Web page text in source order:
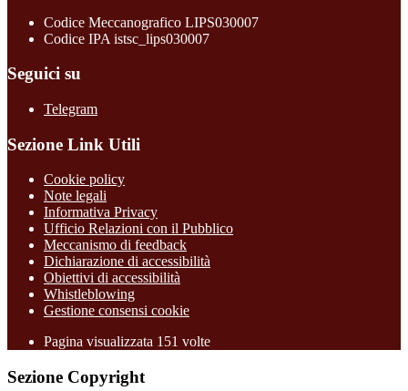
Codice Meccanografico LIPS030007
Codice IPA istsc_lips030007
Seguici su
Telegram
Sezione Link Utili
Cookie policy
Note legali
Informativa Privacy
Ufficio Relazioni con il Pubblico
Meccanismo di feedback
Dichiarazione di accessibilità
Obiettivi di accessibilità
Whistleblowing
Gestione consensi cookie
Pagina visualizzata 151 volte
Sezione Copyright